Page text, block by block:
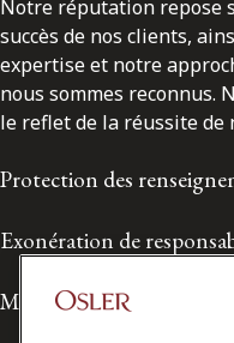
Notre réputation repose
succès de nos clients,
expertise et notre
nous sommes reconnus.
le reflet de la réussite de
Protection des
Exonération de
Modalités de prestation de